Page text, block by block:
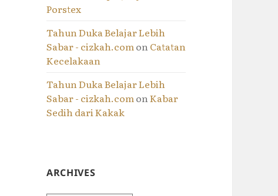
Porstex
Tahun Duka Belajar Lebih
Sabar - cizkah.comonCatatan
Kecelakaan
Tahun Duka Belajar Lebih
Sabar - cizkah.comonKabar
Sedih dari Kakak
ARCHIVES